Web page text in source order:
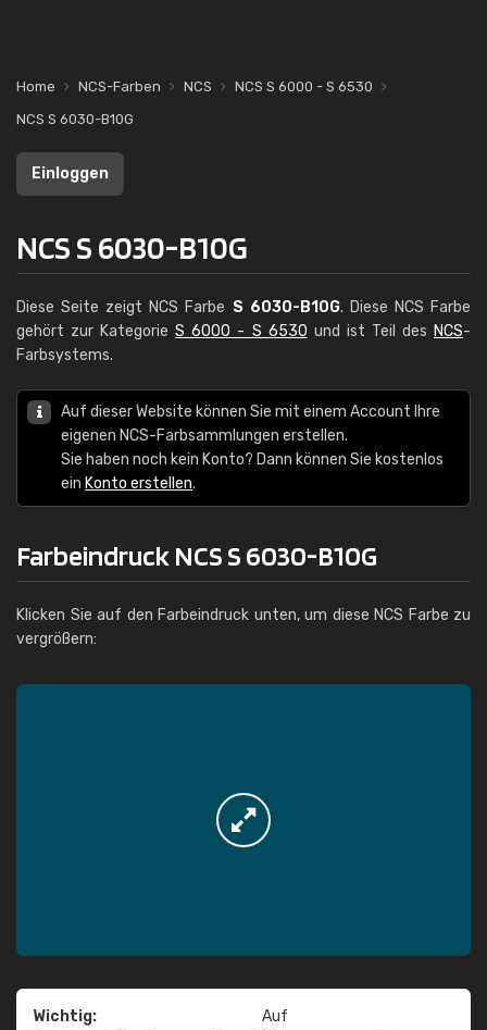
Home NCS-Farben NCS
NCS S 6000 - S 6530
NCS S 6030-B10G
Einloggen
NCS S 6030-B10G
Diese Seite zeigt NCS Farbe S 6030-B10G. Diese NCS Farbe
gehört zur KategorieS 6000 - S 6530 und ist Teil des NCS-
Farbsystems.
Auf dieser Website können Sie mit einem Account Ihre
eigenen NCS-Farbsammlungen erstellen.
Sie haben noch kein Konto? Dann können Sie kostenlos
ein Konto erstellen.
Farbeindruck NCS S 6030-B10G
Klicken Sie auf den Farbeindruck unten, um diese NCS Farbe zu
vergrößern:
Wichtig: Auf